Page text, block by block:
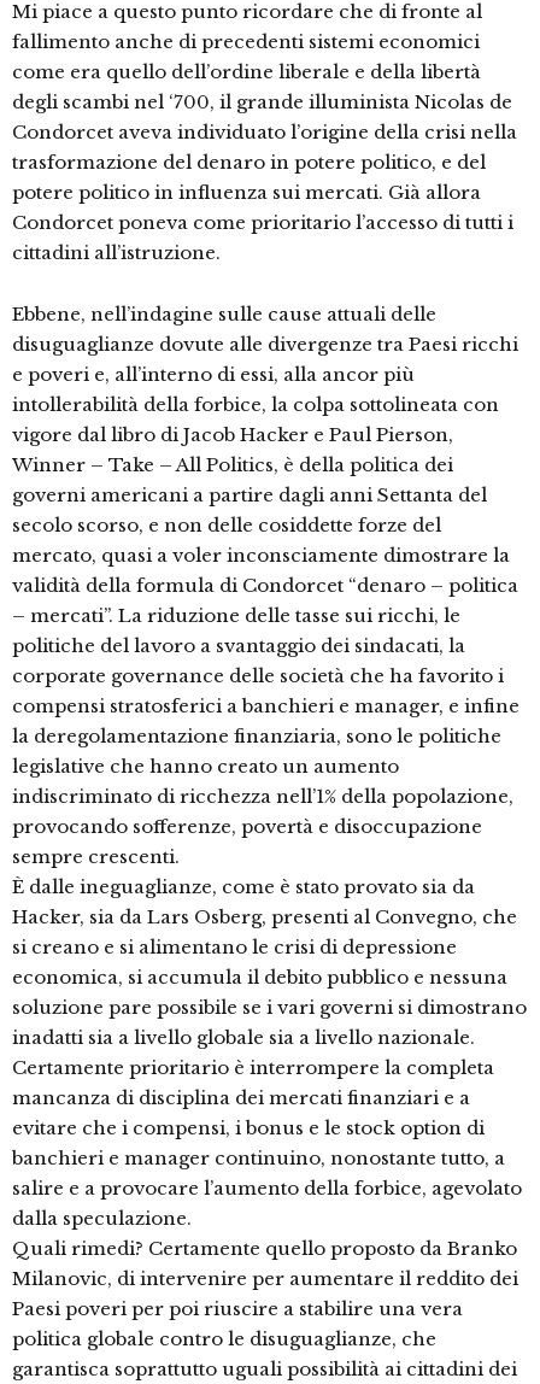
Mi piace a questo punto ricordare che di fronte al
fallimento anche di precedenti sistemi economici
come era quello dell’ordine liberale e della libertà
degli scambi nel ‘700, il grande illuminista Nicolas de
Condorcet aveva individuato l’origine della crisi nella
trasformazione del denaro in potere politico, e del
potere politico in influenza sui mercati. Già allora
Condorcet poneva come prioritario l’accesso di tutti i
cittadini all’istruzione.
Ebbene, nell’indagine sulle cause attuali delle
disuguaglianze dovute alle divergenze tra Paesi ricchi
e poveri e, all’interno di essi, alla ancor più
intollerabilità della forbice, la colpa sottolineata con
vigore dal libro di Jacob Hacker e Paul Pierson,
Winner – Take – All Politics, è della politica dei
governi americani a partire dagli anni Settanta del
secolo scorso, e non delle cosiddette forze del
mercato, quasi a voler inconsciamente dimostrare la
validità della formula di Condorcet “denaro – politica
– mercati”. La riduzione delle tasse sui ricchi, le
politiche del lavoro a svantaggio dei sindacati, la
corporate governance delle società che ha favorito i
compensi stratosferici a banchieri e manager, e infine
la deregolamentazione finanziaria, sono le politiche
legislative che hanno creato un aumento
indiscriminato di ricchezza nell’1% della popolazione,
provocando sofferenze, povertà e disoccupazione
sempre crescenti.
È dalle ineguaglianze, come è stato provato sia da
Hacker, sia da Lars Osberg, presenti al Convegno, che
si creano e si alimentano le crisi di depressione
economica, si accumula il debito pubblico e nessuna
soluzione pare possibile se i vari governi si dimostrano
inadatti sia a livello globale sia a livello nazionale.
Certamente prioritario è interrompere la completa
mancanza di disciplina dei mercati finanziari e a
evitare che i compensi, i bonus e le stock option di
banchieri e manager continuino, nonostante tutto, a
salire e a provocare l’aumento della forbice, agevolato
dalla speculazione.
Quali rimedi? Certamente quello proposto da Branko
Milanovic, di intervenire per aumentare il reddito dei
Paesi poveri per poi riuscire a stabilire una vera
politica globale contro le disuguaglianze, che
garantisca soprattutto uguali possibilità ai cittadini dei